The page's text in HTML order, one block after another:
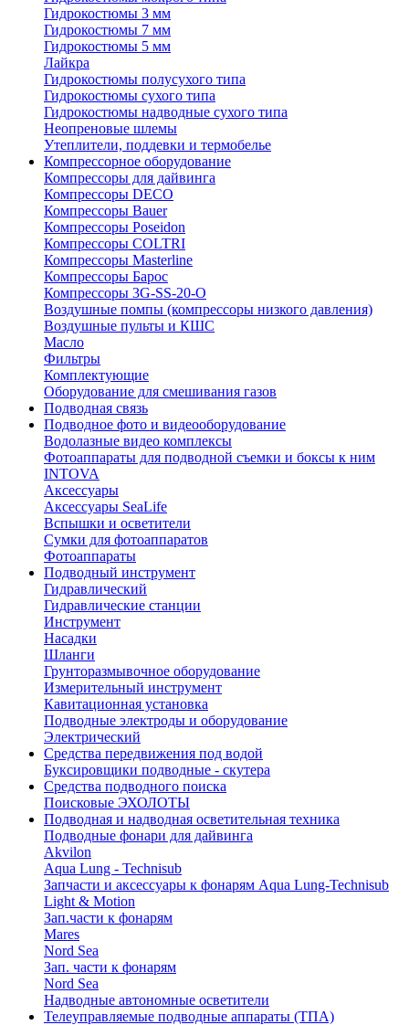
Гидрокостюмы 3 мм
Гидрокостюмы 7 мм
Гидрокостюмы 5 мм
Лайкра
Гидрокостюмы полусухого типа
Гидрокостюмы сухого типа
Гидрокостюмы надводные сухого типа
Неопреновые шлемы
Утеплители, поддевки и термобелье
Компрессорное оборудование
Компрессоры для дайвинга
Компрессоры DECO
Компрессоры Bauer
Компрессоры Poseidon
Компрессоры COLTRI
Компрессоры Masterline
Компрессоры Барос
Компрессоры 3G-SS-20-O
Воздушные помпы (компрессоры низкого давления)
Воздушные пульты и КШС
Масло
Фильтры
Комплектующие
Оборудование для смешивания газов
Подводная связь
Подводное фото и видеооборудование
Водолазные видео комплексы
Фотоаппараты для подводной съемки и боксы к ним
INTOVA
Аксессуары
Аксессуары SeaLife
Вспышки и осветители
Сумки для фотоаппаратов
Фотоаппараты
Подводный инструмент
Гидравлический
Гидравлические станции
Инструмент
Насадки
Шланги
Грунторазмывочное оборудование
Измерительный инструмент
Кавитационная установка
Подводные электроды и оборудование
Электрический
Средства передвижения под водой
Буксировщики подводные - скутера
Средства подводного поиска
Поисковые ЭХОЛОТЫ
Подводная и надводная осветительная техника
Подводные фонари для дайвинга
Akvilon
Aqua Lung - Technisub
Запчасти и аксессуары к фонарям Aqua Lung-Technisub
Light & Motion
Зап.части к фонарям
Mares
Nord Sea
Зап. части к фонарям
Nord Sea
Надводные автономные осветители
Телеуправляемые подводные аппараты (ТПА)